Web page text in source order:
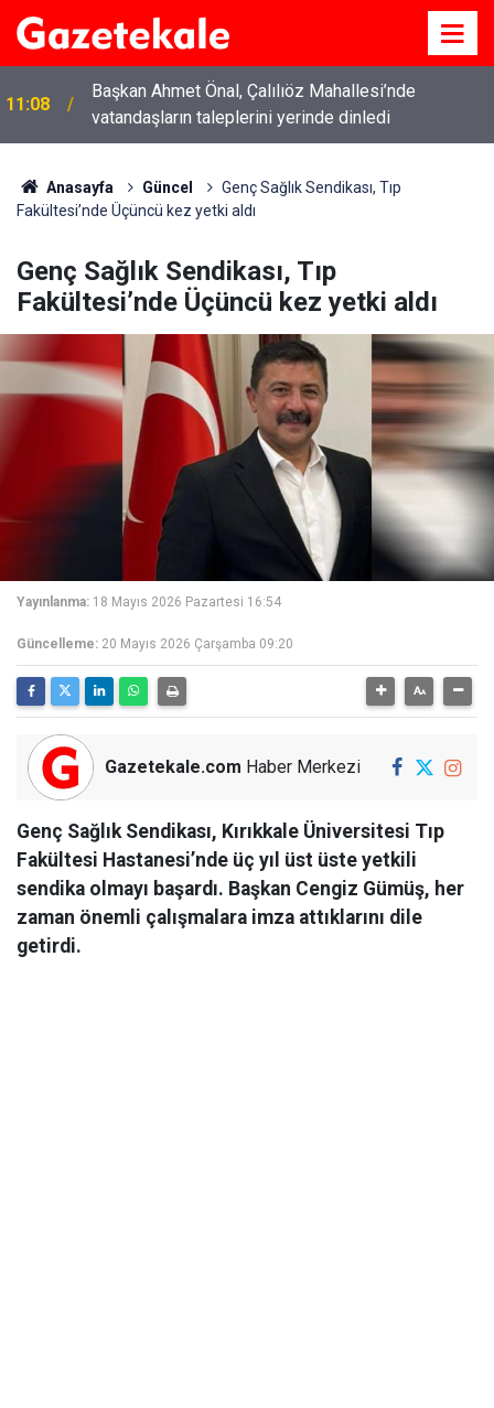
11:08
Başkan Ahmet Önal, Çalılıöz Mahallesi’nde
vatandaşların taleplerini yerinde dinledi
Anasayfa Güncel
Genç Sağlık Sendikası, Tıp
Fakültesi’nde Üçüncü kez yetki aldı
Genç Sağlık Sendikası, Tıp
Fakültesi’nde Üçüncü kez yetki aldı
Yayınlanma: 18 Mayıs 2026 Pazartesi 16:54
Güncelleme: 20 Mayıs 2026 Çarşamba 09:20
Gazetekale.com Haber Merkezi
Genç Sağlık Sendikası, Kırıkkale Üniversitesi Tıp
Fakültesi Hastanesi’nde üç yıl üst üste yetkili
sendika olmayı başardı. Başkan Cengiz Gümüş, her
zaman önemli çalışmalara imza attıklarını dile
getirdi.